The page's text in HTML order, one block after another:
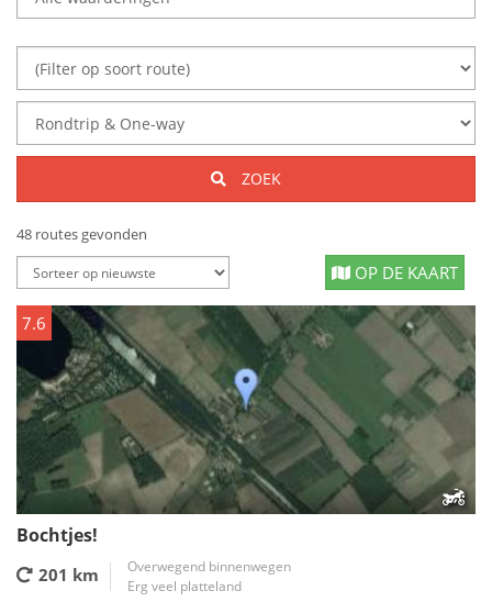
ZOEK
48 routes gevonden
OP DE KAART
7.6
Bochtjes!
201 km
Overwegend binnenwegen
Erg veel platteland